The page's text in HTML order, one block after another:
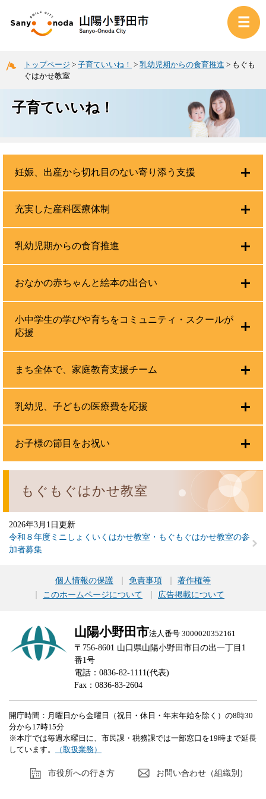
トップページ > 子育ていいね！ > 乳幼児期からの食育推進 > もぐも
ぐはかせ教室
子育ていいね！
もぐもぐはかせ教室
2026年3月1日更新
令和８年度ミニしょくいくはかせ教室・もぐもぐはかせ教室の参
加者募集
妊娠、出産から切れ目のない寄り添う支援
充実した産科医療体制
乳幼児期からの食育推進
おなかの赤ちゃんと絵本の出合い
小中学生の学びや育ちをコミュニティ・スクールが
応援
まち全体で、家庭教育支援チーム
乳幼児、子どもの医療費を応援
お子様の節目をお祝い
個人情報の保護 免責事項
著作権等
このホームページについて
広告掲載について
山陽小野田市法人番号 3000020352161
〒756-8601 山口県山陽小野田市日の出一丁目1
番1号
電話：0836-82-1111(代表)
Fax：0836-83-2604
開庁時間：月曜日から金曜日（祝日・休日・年末年始を除く）の8時30
分から17時15分
※本庁では毎週水曜日に、市民課・税務課では一部窓口を19時まで延長
しています。
（取扱業務）
市役所への行き方 お問い合わせ（組織別）